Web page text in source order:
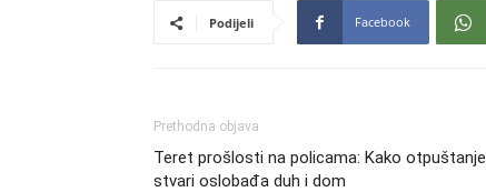
Podijeli Facebook
Prethodna objava
Teret prošlosti na policama: Kako otpuštanje
stvari oslobađa duh i dom